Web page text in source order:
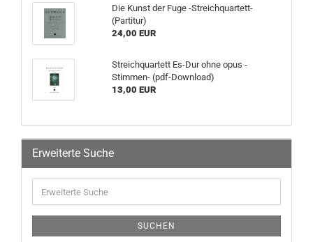
Die Kunst der Fuge -Streichquartett-
(Partitur)
24,00 EUR
Streichquartett Es-Dur ohne opus -
Stimmen- (pdf-Download)
13,00 EUR
Erweiterte Suche
SUCHEN